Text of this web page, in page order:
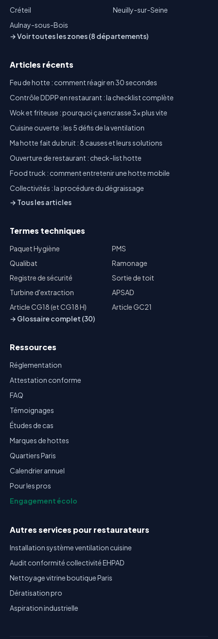
Créteil
Aulnay-sous-Bois
Neuilly-sur-Seine
→ Voir toutes les zones (8 départements)
Articles récents
Feu de hotte : comment réagir en 30 secondes
Contrôle DDPP en restaurant : la checklist complète
Wok et friteuse : pourquoi ça encrasse 3x plus vite
Cuisine ouverte : les 5 défis de la ventilation
Ma hotte fait du bruit : 8 causes et leurs solutions
Ouverture de restaurant : check-list hotte
Food truck : comment entretenir une hotte mobile
Collectivités : la procédure du dégraissage
→ Tous les articles
Termes techniques
Paquet Hygiène
PMS
Qualibat
Ramonage
Registre de sécurité
Sortie de toit
Turbine d'extraction
APSAD
Article CG18 (et CG18 H)
Article GC21
→ Glossaire complet (30)
Ressources
Réglementation
Attestation conforme
FAQ
Témoignages
Études de cas
Marques de hottes
Quartiers Paris
Calendrier annuel
Pour les pros
Engagement écolo
Autres services pour restaurateurs
Installation système ventilation cuisine
Audit conformité collectivité EHPAD
Nettoyage vitrine boutique Paris
Dératisation pro
Aspiration industrielle